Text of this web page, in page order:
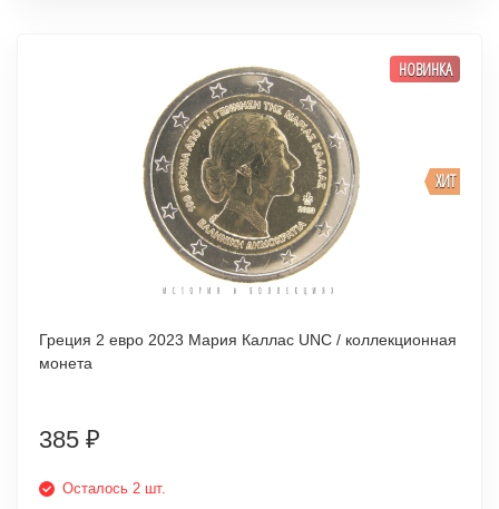
ХИТ
НОВИНКА
Греция 2 евро 2023 Мария Каллас UNC / коллекционная
монета
385 ₽
Осталось 2 шт.